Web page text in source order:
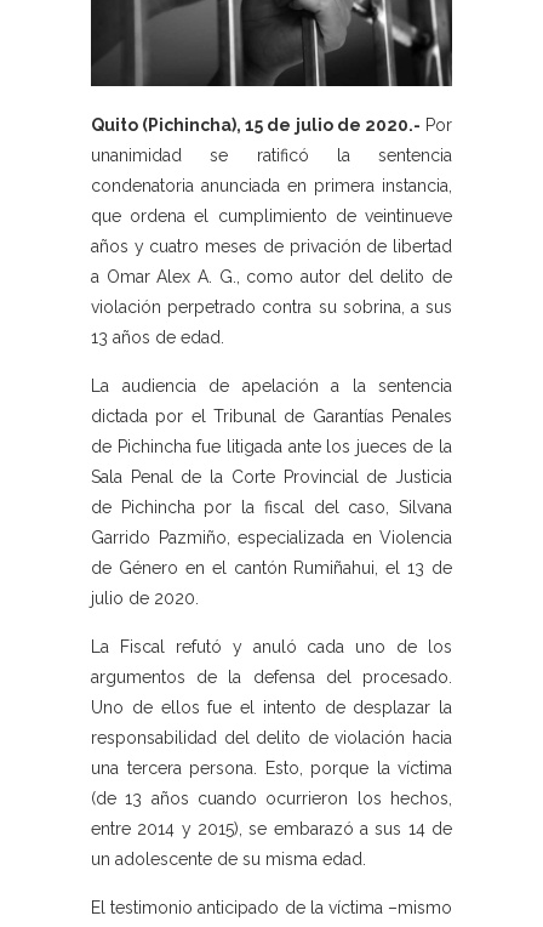
Quito (Pichincha), 15 de julio de 2020.- Por
unanimidad se ratificó la sentencia
condenatoria anunciada en primera instancia,
que ordena el cumplimiento de veintinueve
años y cuatro meses de privación de libertad
a Omar Alex A. G., como autor del delito de
violación perpetrado contra su sobrina, a sus
13 años de edad.
La audiencia de apelación a la sentencia
dictada por el Tribunal de Garantías Penales
de Pichincha fue litigada ante los jueces de la
Sala Penal de la Corte Provincial de Justicia
de Pichincha por la fiscal del caso, Silvana
Garrido Pazmiño, especializada en Violencia
de Género en el cantón Rumiñahui, el 13 de
julio de 2020.
La Fiscal refutó y anuló cada uno de los
argumentos de la defensa del procesado.
Uno de ellos fue el intento de desplazar la
responsabilidad del delito de violación hacia
una tercera persona. Esto, porque la víctima
(de 13 años cuando ocurrieron los hechos,
entre 2014 y 2015), se embarazó a sus 14 de
un adolescente de su misma edad.
El testimonio anticipado de la víctima –mismo